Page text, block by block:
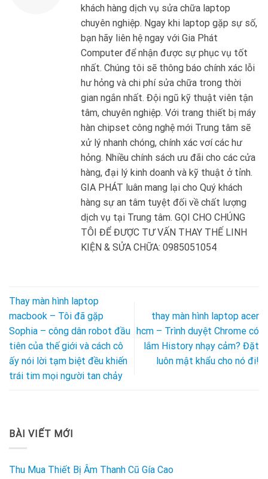
khách hàng dịch vụ sửa chữa laptop
chuyên nghiệp. Ngay khi laptop gặp sự số,
bạn hãy liên hệ ngay với Gia Phát
Computer để nhận được sự phục vụ tốt
nhất. Chúng tôi sẽ thông báo chính xác lỗi
hư hỏng và chi phí sửa chữa trong thời
gian ngắn nhất. Đội ngũ kỹ thuật viên tận
tâm, chuyên nghiệp. Với trang thiết bị máy
hàn chipset công nghệ mới Trung tâm sẽ
xử lý nhanh chóng, chính xác vơí các hư
hỏng. Nhiều chính sách ưu đãi cho các cửa
hàng, đại lý kinh doanh và kỹ thuật ở tỉnh.
GIA PHÁT luân mang lại cho Quý khách
hàng sự an tâm tuyệt đối về chất lượng
dịch vụ tại Trung tâm. GỌI CHO CHÚNG
TÔI ĐỂ ĐƯỢC TƯ VẤN THAY THẾ LINH
KIỆN & SỬA CHỮA: 0985051054
Thay màn hình laptop
macbook – Tôi đã gặp
Sophia – công dân robot đầu
tiên của thế giới và cách cô
ấy nói lời tạm biệt đều khiến
trái tim mọi người tan chảy
thay màn hình laptop acer
hcm – Trình duyệt Chrome có
lắm History nhạy cảm? Đặt
luôn mật khẩu cho nó đi!
BÀI VIẾT MỚI
Thu Mua Thiết Bị Âm Thanh Cũ Gía Cao